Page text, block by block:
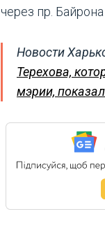
через пр.
Новости
Терехова,
мэрии,